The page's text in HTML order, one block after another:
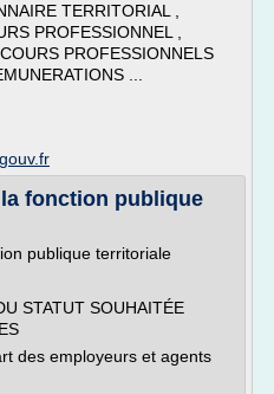
TERRITORIAL ,
PROFESSIONNEL ,
PROFESSIONNELS
...
fonction publique
publique territoriale
STATUT SOUHAITÉE
des employeurs et agents